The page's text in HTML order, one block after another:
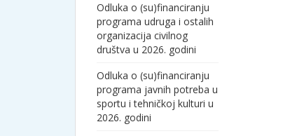
Odluka o (su)financiranju
programa udruga i ostalih
organizacija civilnog
društva u 2026. godini
Odluka o (su)financiranju
programa javnih potreba u
sportu i tehničkoj kulturi u
2026. godini